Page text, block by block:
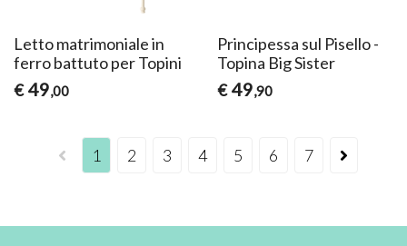
Letto matrimoniale in
ferro battuto per Topini
€ 49,00
Principessa sul Pisello -
Topina Big Sister
€ 49,90
1 2 3 4 5 6 7